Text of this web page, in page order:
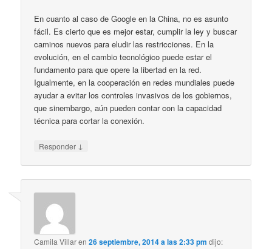
En cuanto al caso de Google en la China, no es asunto
fácil. Es cierto que es mejor estar, cumplir la ley y buscar
caminos nuevos para eludir las restricciones. En la
evolución, en el cambio tecnológico puede estar el
fundamento para que opere la libertad en la red.
Igualmente, en la cooperación en redes mundiales puede
ayudar a evitar los controles invasivos de los gobiernos,
que sinembargo, aún pueden contar con la capacidad
técnica para cortar la conexión.
Responder ↓
Camila Villaren26 septiembre, 2014 a las 2:33 pm dijo: